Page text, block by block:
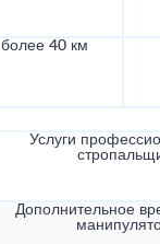
более 40 км
Услуги
Дополнительное